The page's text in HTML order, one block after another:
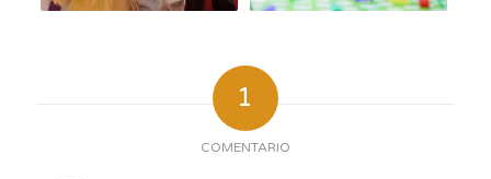
1
COMENTARIO